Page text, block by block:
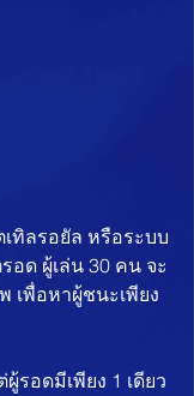
เทิลรอยัล หรือระบบ
อด ผู้เล่น 30 คน จะ
เพื่อหาผู้ชนะเพียง
ผู้รอดมีเพียง 1 เดียว